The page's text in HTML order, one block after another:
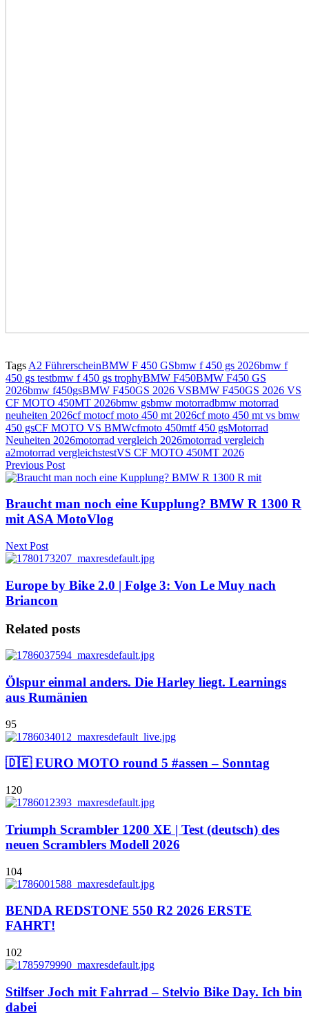
Tags A2 FührerscheinBMW F 450 GSbmw f 450 gs 2026bmw f
450 gs testbmw f 450 gs trophyBMW F450BMW F450 GS
2026bmw f450gsBMW F450GS 2026 VSBMW F450GS 2026 VS
CF MOTO 450MT 2026bmw gsbmw motorradbmw motorrad
neuheiten 2026cf motocf moto 450 mt 2026cf moto 450 mt vs bmw
450 gsCF MOTO VS BMWcfmoto 450mtf 450 gsMotorrad
Neuheiten 2026motorrad vergleich 2026motorrad vergleich
a2motorrad vergleichstestVS CF MOTO 450MT 2026
Previous Post
Braucht man noch eine Kupplung? BMW R 1300 R
mit ASA MotoVlog
Next Post
Europe by Bike 2.0 | Folge 3: Von Le Muy nach
Briancon
Related posts
Ölspur einmal anders. Die Harley liegt. Learnings
aus Rumänien
95
🇩🇪 EURO MOTO round 5 #assen – Sonntag
120
Triumph Scrambler 1200 XE | Test (deutsch) des
neuen Scramblers Modell 2026
104
BENDA REDSTONE 550 R2 2026 ERSTE
FAHRT!
102
Stilfser Joch mit Fahrrad – Stelvio Bike Day. Ich bin
dabei